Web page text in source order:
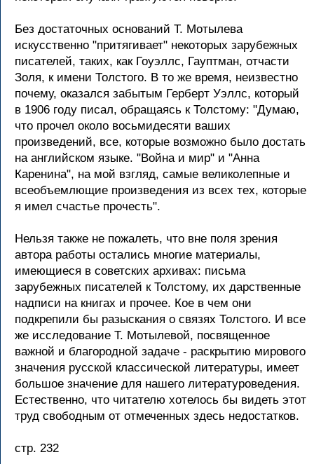
Без достаточных оснований Т. Мотылева
искусственно "притягивает" некоторых зарубежных
писателей, таких, как Гоуэллс, Гауптман, отчасти
Золя, к имени Толстого. В то же время, неизвестно
почему, оказался забытым Герберт Уэллс, который
в 1906 году писал, обращаясь к Толстому: "Думаю,
что прочел около восьмидесяти ваших
произведений, все, которые возможно было достать
на английском языке. "Война и мир" и "Анна
Каренина", на мой взгляд, самые великолепные и
всеобъемлющие произведения из всех тех, которые
я имел счастье прочесть".
Нельзя также не пожалеть, что вне поля зрения
автора работы остались многие материалы,
имеющиеся в советских архивах: письма
зарубежных писателей к Толстому, их дарственные
надписи на книгах и прочее. Кое в чем они
подкрепили бы разыскания о связях Толстого. И все
же исследование Т. Мотылевой, посвященное
важной и благородной задаче - раскрытию мирового
значения русской классической литературы, имеет
большое значение для нашего литературоведения.
Естественно, что читателю хотелось бы видеть этот
труд свободным от отмеченных здесь недостатков.
стр. 232